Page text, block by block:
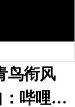
鸟衔风
：哔哩哔